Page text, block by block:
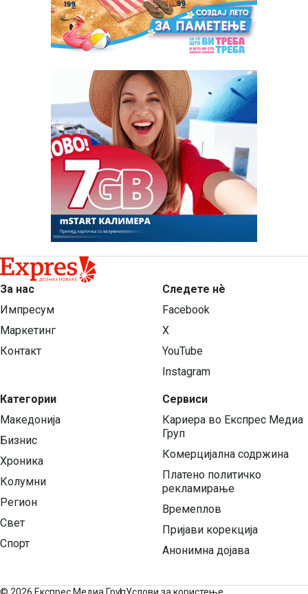
За нас
Импресум
Маркетинг
Контакт
Категории
Македонија
Бизнис
Хроника
Колумни
Регион
Свет
Спорт
Следете нѐ
Facebook
X
YouTube
Instagram
Сервиси
Кариера во Експрес Медиа
Груп
Комерцијална содржина
Платено политичко
рекламирање
Времеплов
Пријави корекција
Анонимна дојава